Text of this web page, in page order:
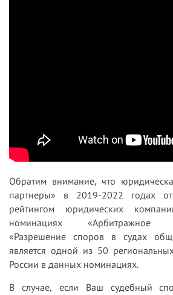
Обратим внимание, что
партнеры» в 2019-2022 годах
рейтингом юридических
номинациях «Арбитражное
«Разрешение споров в судах
является одной из 50
России в данных номинациях.
В случае, если Ваш судебный